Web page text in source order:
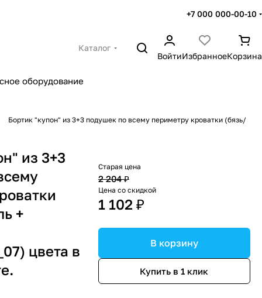
+7 000 000-00-10
Каталог
ВойтиИзбранноеКорзина
оборудование
Бортик "купон" из 3+3 подушек по всему периметру кроватки (бязь/
из 3+3
+
цвета в
Старая цена
2 204 ₽
Цена со скидкой
1 102 ₽
В корзину
Купить в 1 клик